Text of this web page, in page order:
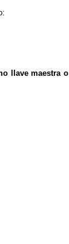
llave maestra o